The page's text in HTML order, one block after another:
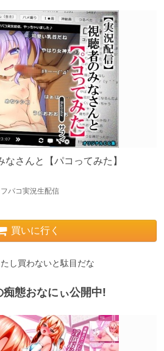
なさんと【パコってみた】
パコ実況生配信
買いに行く
し買わないと駄目だな
態おなにぃ公開中!